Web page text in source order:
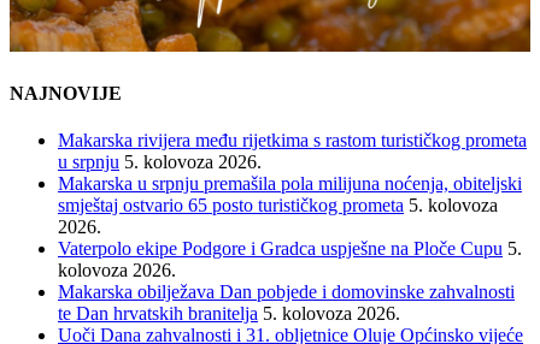
NAJNOVIJE
Makarska rivijera među rijetkima s rastom turističkog prometa
u srpnju 5. kolovoza 2026.
Makarska u srpnju premašila pola milijuna noćenja, obiteljski
smještaj ostvario 65 posto turističkog prometa 5. kolovoza
2026.
Vaterpolo ekipe Podgore i Gradca uspješne na Ploče Cupu 5.
kolovoza 2026.
Makarska obilježava Dan pobjede i domovinske zahvalnosti
te Dan hrvatskih branitelja 5. kolovoza 2026.
Uoči Dana zahvalnosti i 31. obljetnice Oluje Općinsko vijeće